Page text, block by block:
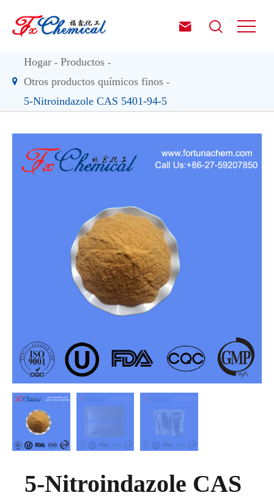
 
Hogar
Productos
Otros productos químicos finos
5-Nitroindazole CAS 5401-94-5
5-Nitroindazole CAS